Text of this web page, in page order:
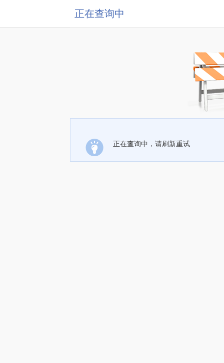
正在查询中
正在查询中，请刷新重试